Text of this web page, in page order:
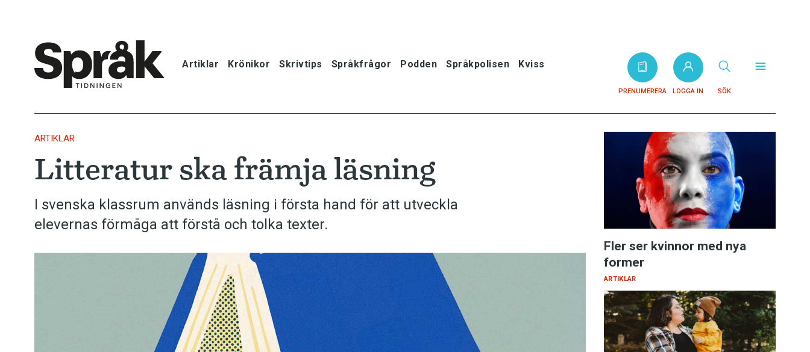
Artiklar Krönikor Skrivtips Språkfrågor Podden Språkpolisen Kviss
PRENUMERERA LOGGA IN SÖK
Krönikor
Språkfrågor
Skrivtips
Bokrecensioner
Kviss
Podden
ARTIKLAR
Litteratur ska främja läsning
I svenska klassrum används läsning i första hand för att utveckla
elevernas förmåga att förstå och tolka texter.
Fler ser kvinnor med nya
former
ARTIKLAR